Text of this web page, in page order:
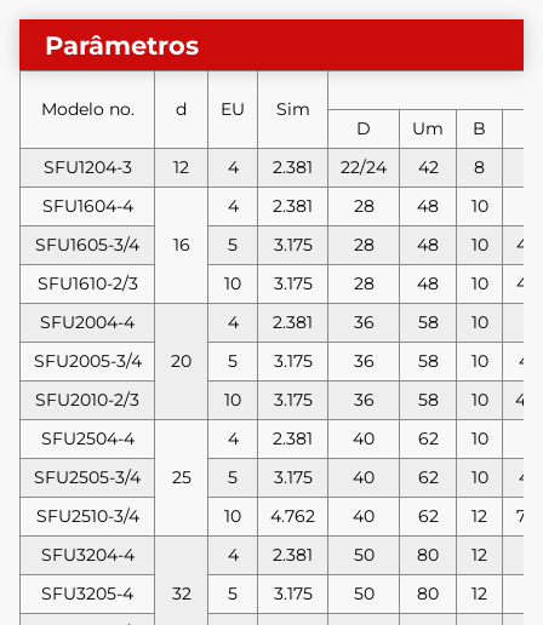
Parâmetros
Modelo no. d EU
Sim
D
Um B
SFU1204-3
12 4 2.381 22/24 42 8
SFU1604-4
16
4 2.381 28 48 10
SFU1605-3/4
5 3.175 28 48 10
SFU1610-2/3
10 3.175 28 48 10
SFU2004-4
20
4 2.381 36 58 10
SFU2005-3/4
5 3.175 36 58 10
SFU2010-2/3
10 3.175 36 58 10
SFU2504-4
25
4 2.381 40 62 10
SFU2505-3/4
5 3.175 40 62 10
SFU2510-3/4
10 4.762 40 62 12
SFU3204-4
32
4 2.381 50 80 12
SFU3205-4
5 3.175 50 80 12